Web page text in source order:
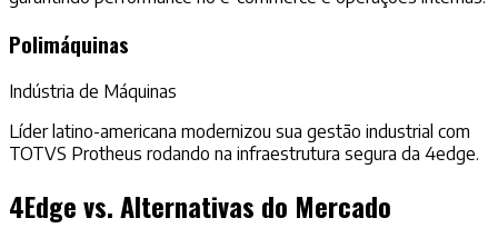
Polimáquinas
Indústria de Máquinas
Líder latino-americana modernizou sua gestão industrial com
TOTVS Protheus rodando na infraestrutura segura da 4edge.
4Edge vs. Alternativas do Mercado